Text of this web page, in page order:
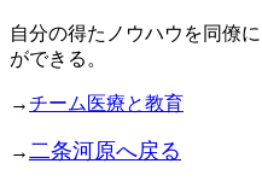
自分の得たノウハウを同僚
ができる。
→チーム医療と教育
→二条河原へ戻る